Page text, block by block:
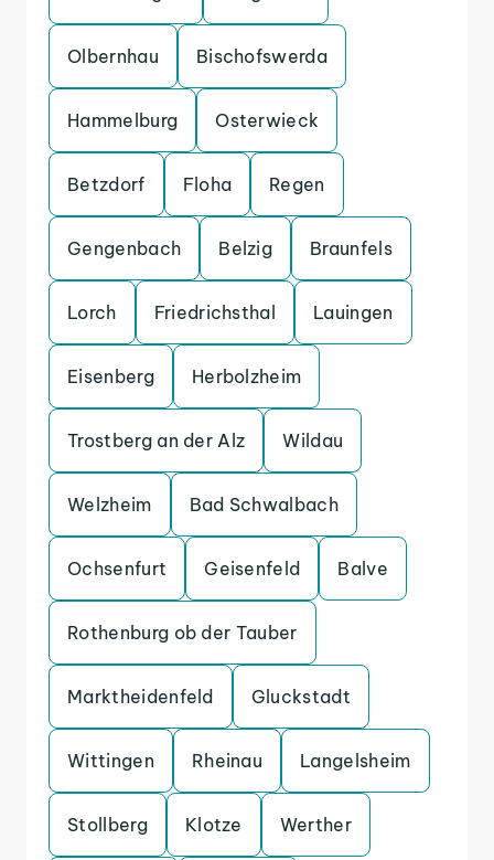
Olbernhau Bischofswerda
Hammelburg Osterwieck
Betzdorf Floha Regen
Gengenbach Belzig Braunfels
Lorch Friedrichsthal Lauingen
Eisenberg Herbolzheim
Trostberg an der Alz Wildau
Welzheim Bad Schwalbach
Ochsenfurt Geisenfeld Balve
Rothenburg ob der Tauber
Marktheidenfeld Gluckstadt
Wittingen Rheinau Langelsheim
Stollberg Klotze Werther